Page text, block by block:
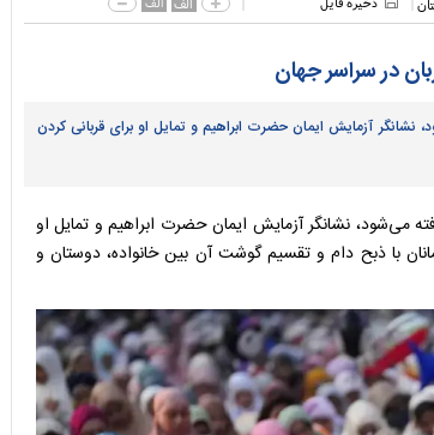
در سراسر جهان
آزمایش ایمان حضرت ابراهیم و تمایل او برای قربانی کردن
می‌شود، نشانگر آزمایش ایمان حضرت ابراهیم و تمایل او
با ذبح دام و تقسیم گوشت آن بین خانواده، دوستان و